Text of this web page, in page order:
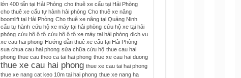
lớn 400 tấn tại Hải Phòng cho thuê xe cẩu tại Hải Phòng
cho thuê xe cẩu tự hành hải phòng Cho thuê xe nâng
boomlift tại Hải Phòng Cho thuê xe nâng tại Quảng Ninh
cẩu tự hành cứu hộ xe máy tại hải phòng cứu hộ xe tại hải
phòng cứu hộ ô tô cứu hộ ô tô xe máy tại hải phòng dich vu
xe cau hai phong Hướng dẫn thuê xe cẩu tại Hải Phòng
sua chua cau hai phong sửa chữa cứu hộ thue cau hai
phong thue cau theo ca tai hai phong thue xe cau hai duong
thue xe cau hai phong thue xe cau tai hai phong
thue xe nang cat keo 10m tai hai phong thue xe nang ha